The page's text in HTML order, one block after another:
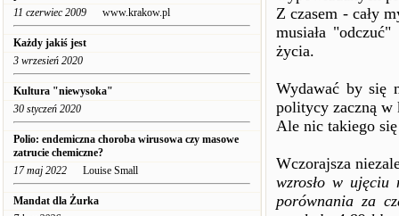
11 czerwiec 2009 www.krakow.pl
Każdy jakiś jest
3 wrzesień 2020
Kultura "niewysoka"
30 styczeń 2020
Polio: endemiczna choroba wirusowa czy masowe
zatrucie chemiczne?
17 maj 2022 Louise Small
Mandat dla Żurka
Z czasem - cały
musiała
życia.
Wydawać by się
politycy zaczną w
Ale nic takiego się
Wczorajsza
wzrosło w
porównania za